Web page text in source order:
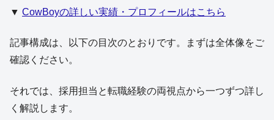
▼ CowBoyの詳しい実績・プロフィールはこちら
記事構成は、以下の目次のとおりです。まずは全体像をご
確認ください。
それでは、採用担当と転職経験の両視点から一つずつ詳し
く解説します。